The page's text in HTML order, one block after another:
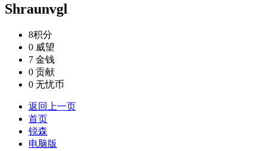
Shraunvgl
8积分
0 威望
7 金钱
0 贡献
0 无忧币
返回上一页
首页
锐森
电脑版